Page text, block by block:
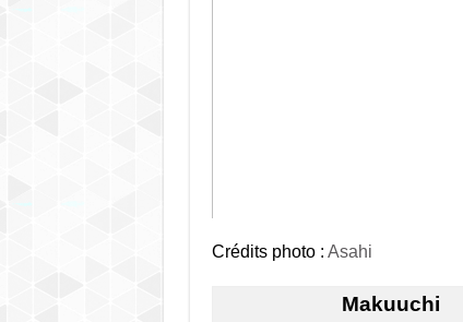
Crédits photo : Asahi
Makuuchi